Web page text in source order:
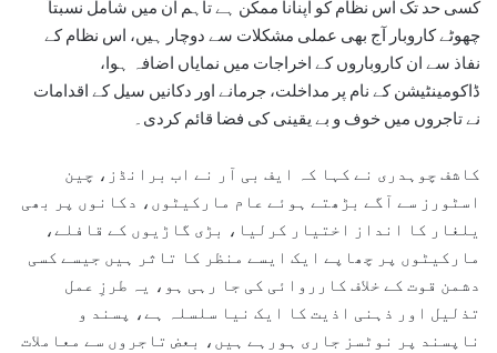
کسی حد تک اس نظام کو اپنانا ممکن ہے تاہم ان میں شامل نسبتاً
چھوٹے کاروبار آج بھی عملی مشکلات سے دوچار ہیں، اس نظام کے
نفاذ سے ان کاروباروں کے اخراجات میں نمایاں اضافہ ہوا،
ڈاکومینٹیشن کے نام پر مداخلت، جرمانے اور دکانیں سیل کے اقدامات
نے تاجروں میں خوف و بے یقینی کی فضا قائم کردی۔
کاشف چوہدری نے کہا کہ ایف بی آر نے اب برانڈز، چین
اسٹورز سے آگے بڑھتے ہوئے عام مارکیٹوں، دکانوں پر بھی
یلغار کا انداز اختیار کرلیا، بڑی گاڑیوں کے قافلے،
مارکیٹوں پر چھاپے ایک ایسے منظر کا تاثر ہیں جیسے کسی
دشمن قوت کے خلاف کارروائی کی جا رہی ہو، یہ طرزِ عمل
تذلیل اور ذہنی اذیت کا ایک نیا سلسلہ ہے، پسند و
ناپسند پر نوٹسز جاری ہورہے ہیں، بعض تاجروں سے معاملات